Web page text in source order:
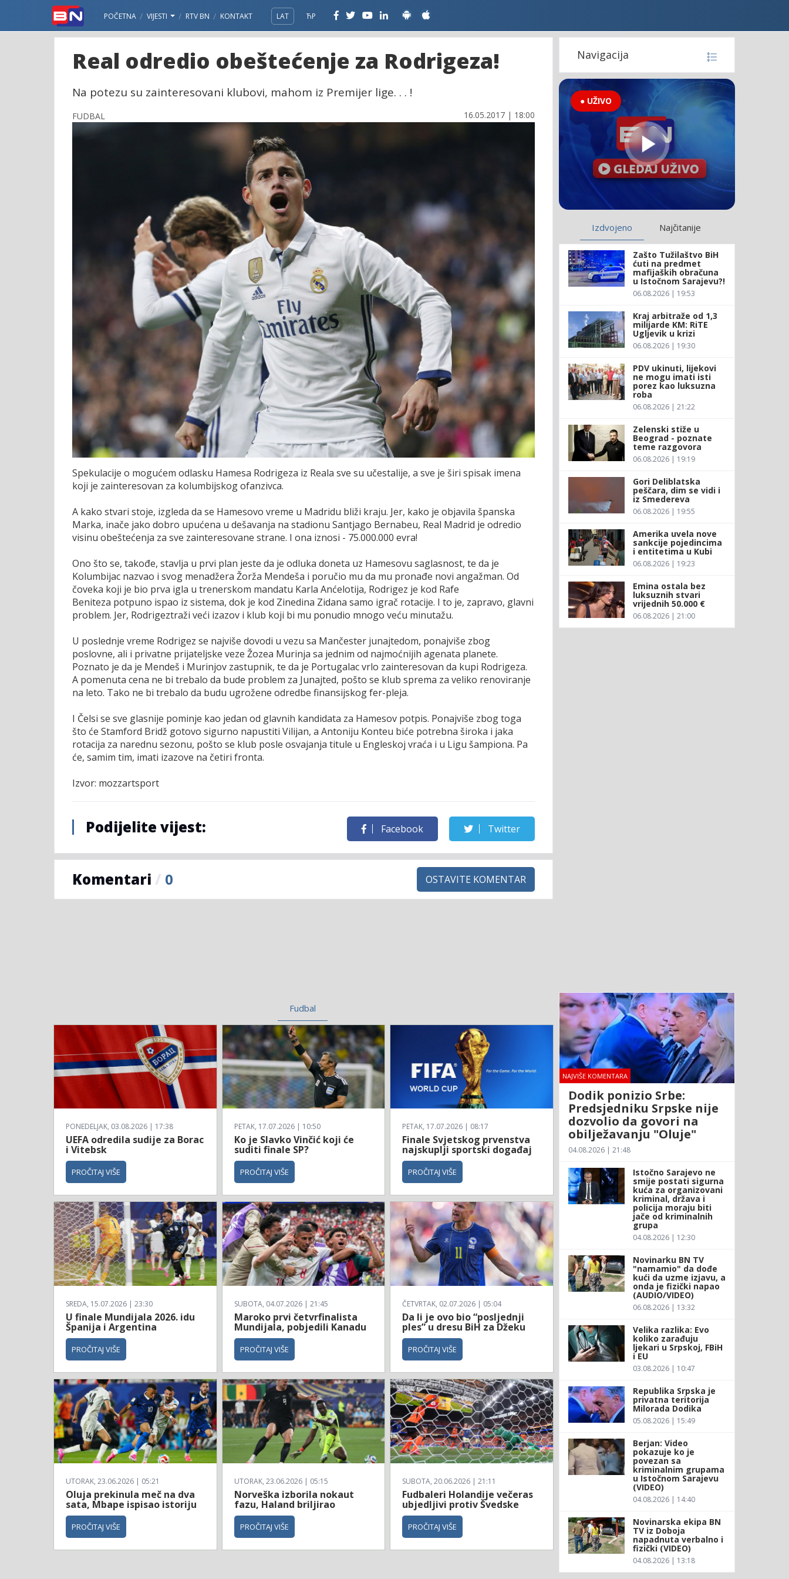
POČETNA VIJESTI RTV BN KONTAKT LAT ЋР
Real odredio obeštećenje za Rodrigeza!
Na potezu su zainteresovani klubovi, mahom iz Premijer lige. . . !
FUDBAL 16.05.2017 | 18:00
Spekulacije o mogućem odlasku Hamesa Rodrigeza iz Reala sve su učestalije, a sve je širi spisak imena
koji je zainteresovan za kolumbijskog ofanzivca.
A kako stvari stoje, izgleda da se Hamesovo vreme u Madridu bliži kraju. Jer, kako je objavila španska
Marka, inače jako dobro upućena u dešavanja na stadionu Santjago Bernabeu, Real Madrid je odredio
visinu obeštećenja za sve zainteresovane strane. I ona iznosi - 75.000.000 evra!
Ono što se, takođe, stavlja u prvi plan jeste da je odluka doneta uz Hamesovu saglasnost, te da je
Kolumbijac nazvao i svog menadžera Žorža Mendeša i poručio mu da mu pronađe novi angažman. Od
čoveka koji je bio prva igla u trenerskom mandatu Karla Anćelotija, Rodrigez je kod Rafe
Beniteza potpuno ispao iz sistema, dok je kod Zinedina Zidana samo igrač rotacije. I to je, zapravo, glavni
problem. Jer, Rodrigeztraži veći izazov i klub koji bi mu ponudio mnogo veću minutažu.
U poslednje vreme Rodrigez se najviše dovodi u vezu sa Mančester junajtedom, ponajviše zbog
poslovne, ali i privatne prijateljske veze Žozea Murinja sa jednim od najmoćnijih agenata planete.
Poznato je da je Mendeš i Murinjov zastupnik, te da je Portugalac vrlo zainteresovan da kupi Rodrigeza.
A pomenuta cena ne bi trebalo da bude problem za Junajted, pošto se klub sprema za veliko renoviranje
na leto. Tako ne bi trebalo da budu ugrožene odredbe finansijskog fer-pleja.
I Čelsi se sve glasnije pominje kao jedan od glavnih kandidata za Hamesov potpis. Ponajviše zbog toga
što će Stamford Bridž gotovo sigurno napustiti Vilijan, a Antoniju Konteu biće potrebna široka i jaka
rotacija za narednu sezonu, pošto se klub posle osvajanja titule u Engleskoj vraća i u Ligu šampiona. Pa
će, samim tim, imati izazove na četiri fronta.
Izvor: mozzartsport
Podijelite vijest: Facebook Twitter
Komentari / 0 OSTAVITE KOMENTAR
Fudbal
PONEDELJAK, 03.08.2026 | 17:38
UEFA odredila sudije za Borac
i Vitebsk
PROČITAJ VIŠE
PETAK, 17.07.2026 | 10:50
Ko je Slavko Vinčić koji će
suditi finale SP?
PROČITAJ VIŠE
PETAK, 17.07.2026 | 08:17
Finale Svjetskog prvenstva
najskuplji sportski događaj
PROČITAJ VIŠE
SREDA, 15.07.2026 | 23:30
U finale Mundijala 2026. idu
Španija i Argentina
PROČITAJ VIŠE
SUBOTA, 04.07.2026 | 21:45
Maroko prvi četvrfinalista
Mundijala, pobjedili Kanadu
PROČITAJ VIŠE
ČETVRTAK, 02.07.2026 | 05:04
Da li je ovo bio “posljednji
ples” u dresu BiH za Džeku
PROČITAJ VIŠE
UTORAK, 23.06.2026 | 05:21
Oluja prekinula meč na dva
sata, Mbape ispisao istoriju
PROČITAJ VIŠE
UTORAK, 23.06.2026 | 05:15
Norveška izborila nokaut
fazu, Haland briljirao
PROČITAJ VIŠE
SUBOTA, 20.06.2026 | 21:11
Fudbaleri Holandije večeras
ubjedljivi protiv Švedske
PROČITAJ VIŠE
Navigacija
● UŽIVO
Izdvojeno Najčitanije
Zašto Tužilaštvo BiH
ćuti na predmet
mafijaških obračuna
u Istočnom Sarajevu?!
06.08.2026 | 19:53
Kraj arbitraže od 1,3
milijarde KM: RiTE
Ugljevik u krizi
06.08.2026 | 19:30
PDV ukinuti, lijekovi
ne mogu imati isti
porez kao luksuzna
roba
06.08.2026 | 21:22
Zelenski stiže u
Beograd - poznate
teme razgovora
06.08.2026 | 19:19
Gori Deliblatska
peščara, dim se vidi i
iz Smedereva
06.08.2026 | 19:55
Amerika uvela nove
sankcije pojedincima
i entitetima u Kubi
06.08.2026 | 19:23
Emina ostala bez
luksuznih stvari
vrijednih 50.000 €
06.08.2026 | 21:00
NAJVIŠE KOMENTARA
Dodik ponizio Srbe:
Predsjedniku Srpske nije
dozvolio da govori na
obilježavanju "Oluje"
04.08.2026 | 21:48
Istočno Sarajevo ne
smije postati sigurna
kuća za organizovani
kriminal, država i
policija moraju biti
jače od kriminalnih
grupa
04.08.2026 | 12:30
Novinarku BN TV
"namamio" da dođe
kući da uzme izjavu, a
onda je fizički napao
(AUDIO/VIDEO)
06.08.2026 | 13:32
Velika razlika: Evo
koliko zarađuju
ljekari u Srpskoj, FBiH
i EU
03.08.2026 | 10:47
Republika Srpska je
privatna teritorija
Milorada Dodika
05.08.2026 | 15:49
Berjan: Video
pokazuje ko je
povezan sa
kriminalnim grupama
u Istočnom Sarajevu
(VIDEO)
04.08.2026 | 14:40
Novinarska ekipa BN
TV iz Doboja
napadnuta verbalno i
fizički (VIDEO)
04.08.2026 | 13:18